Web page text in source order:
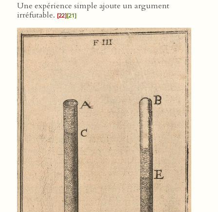
Une expérience simple ajoute un argument
irréfutable. [22][21]